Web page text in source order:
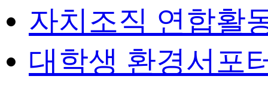
자치조직 연합활
대학생 환경서포